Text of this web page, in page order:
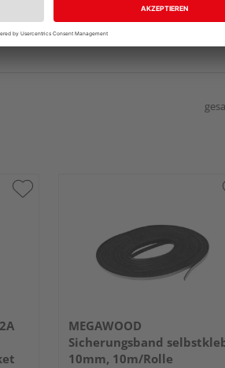
MEGAWOOD
Sicherungsband
10mm, 10m/Rolle